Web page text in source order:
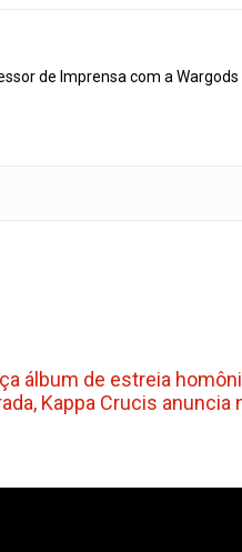
de Imprensa com a
álbum de estreia
Kappa Crucis